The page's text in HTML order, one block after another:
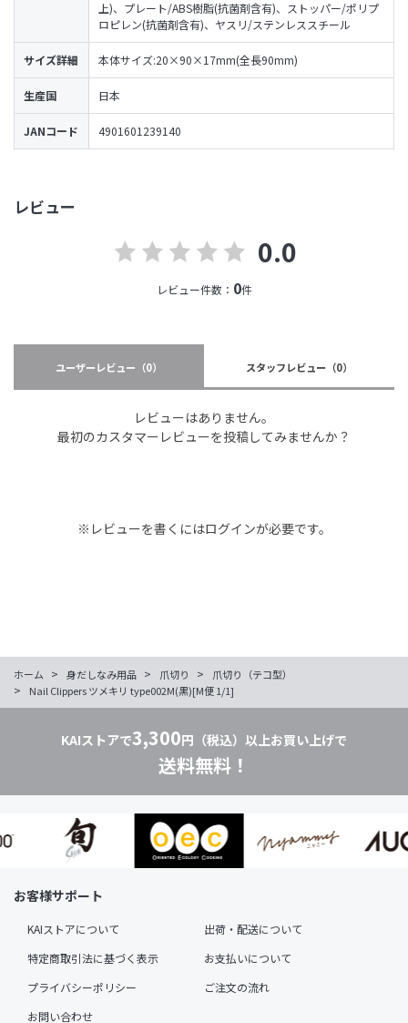
レビュー
0.0
レビュー件数： 0件
ユーザーレビュー （0） スタッフレビュー （0）
レビューはありません。
最初のカスタマーレビューを投稿してみませんか？
※レビューを書くにはログインが必要です。
上)、プレート/ABS樹脂(抗菌剤含有)、ストッパー/ポリプ
ロピレン(抗菌剤含有)、ヤスリ/ステンレススチール
サイズ詳細 本体サイズ:20×90×17mm(全長90mm)
生産国 日本
JANコード 4901601239140
ホーム > 身だしなみ用品 > 爪切り > 爪切り（テコ型）
> Nail Clippers ツメキリ type002M(黒)[M便 1/1]
KAIストアで3,300円（税込）以上お買い上げで
送料無料！
お客様サポート
KAIストアについて
出荷・配送について
特定商取引法に基づく表示
お支払いについて
プライバシーポリシー
ご注文の流れ
お問い合わせ